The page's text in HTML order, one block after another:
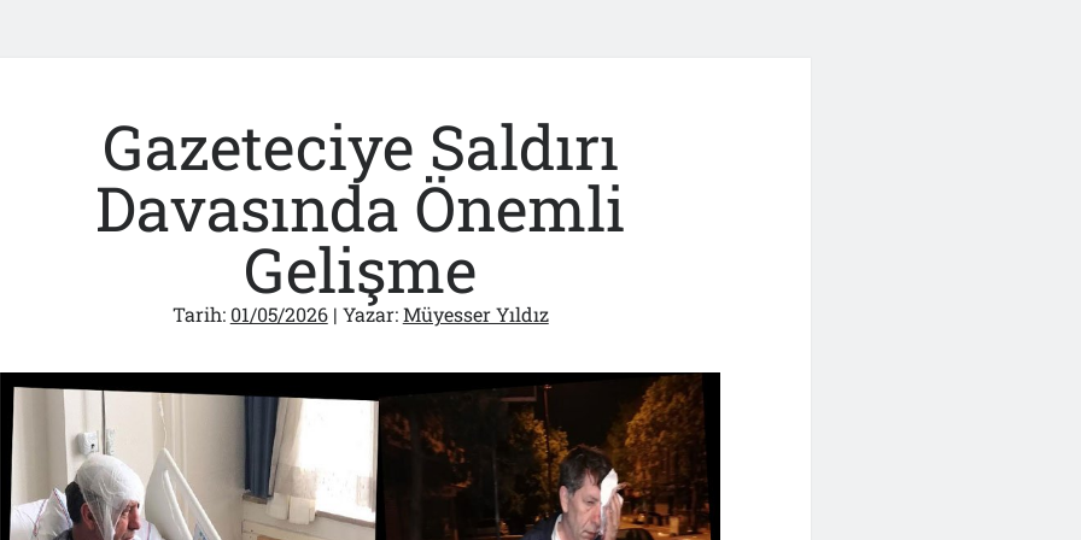
Gazeteciye Saldırı
Davasında Önemli
Gelişme
Tarih: 01/05/2026| Yazar:Müyesser Yıldız